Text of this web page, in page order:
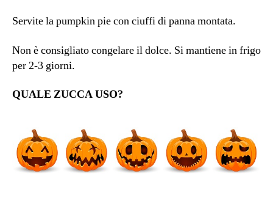
Servite la pumpkin pie con ciuffi di panna montata.
Non è consigliato congelare il dolce. Si mantiene in frigo
per 2-3 giorni.
QUALE ZUCCA USO?